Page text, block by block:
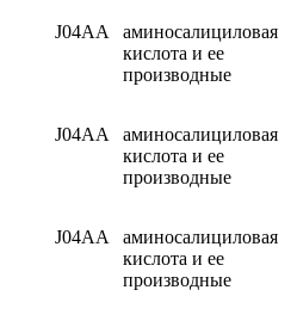
J04AA
аминосалициловая
кислота и ее
производные
J04AA
аминосалициловая
кислота и ее
производные
J04AA
аминосалициловая
кислота и ее
производные